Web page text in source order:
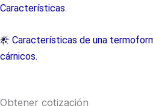
Características.
Características de una
cárnicos.
Obtener cotización